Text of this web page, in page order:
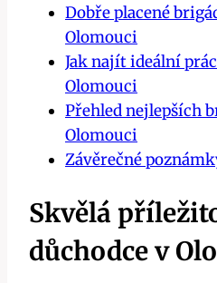
Dobře placené
Olomouci
Jak najít ideální
Olomouci
Přehled nejlepších
Olomouci
Závěrečné
Skvělá
důchodce v